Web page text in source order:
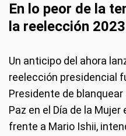
En lo peor de la
la reelección 2023
Un anticipo del ahora
reelección presidencial
Presidente de
Paz en el Día de la
frente a Mario Ishii,